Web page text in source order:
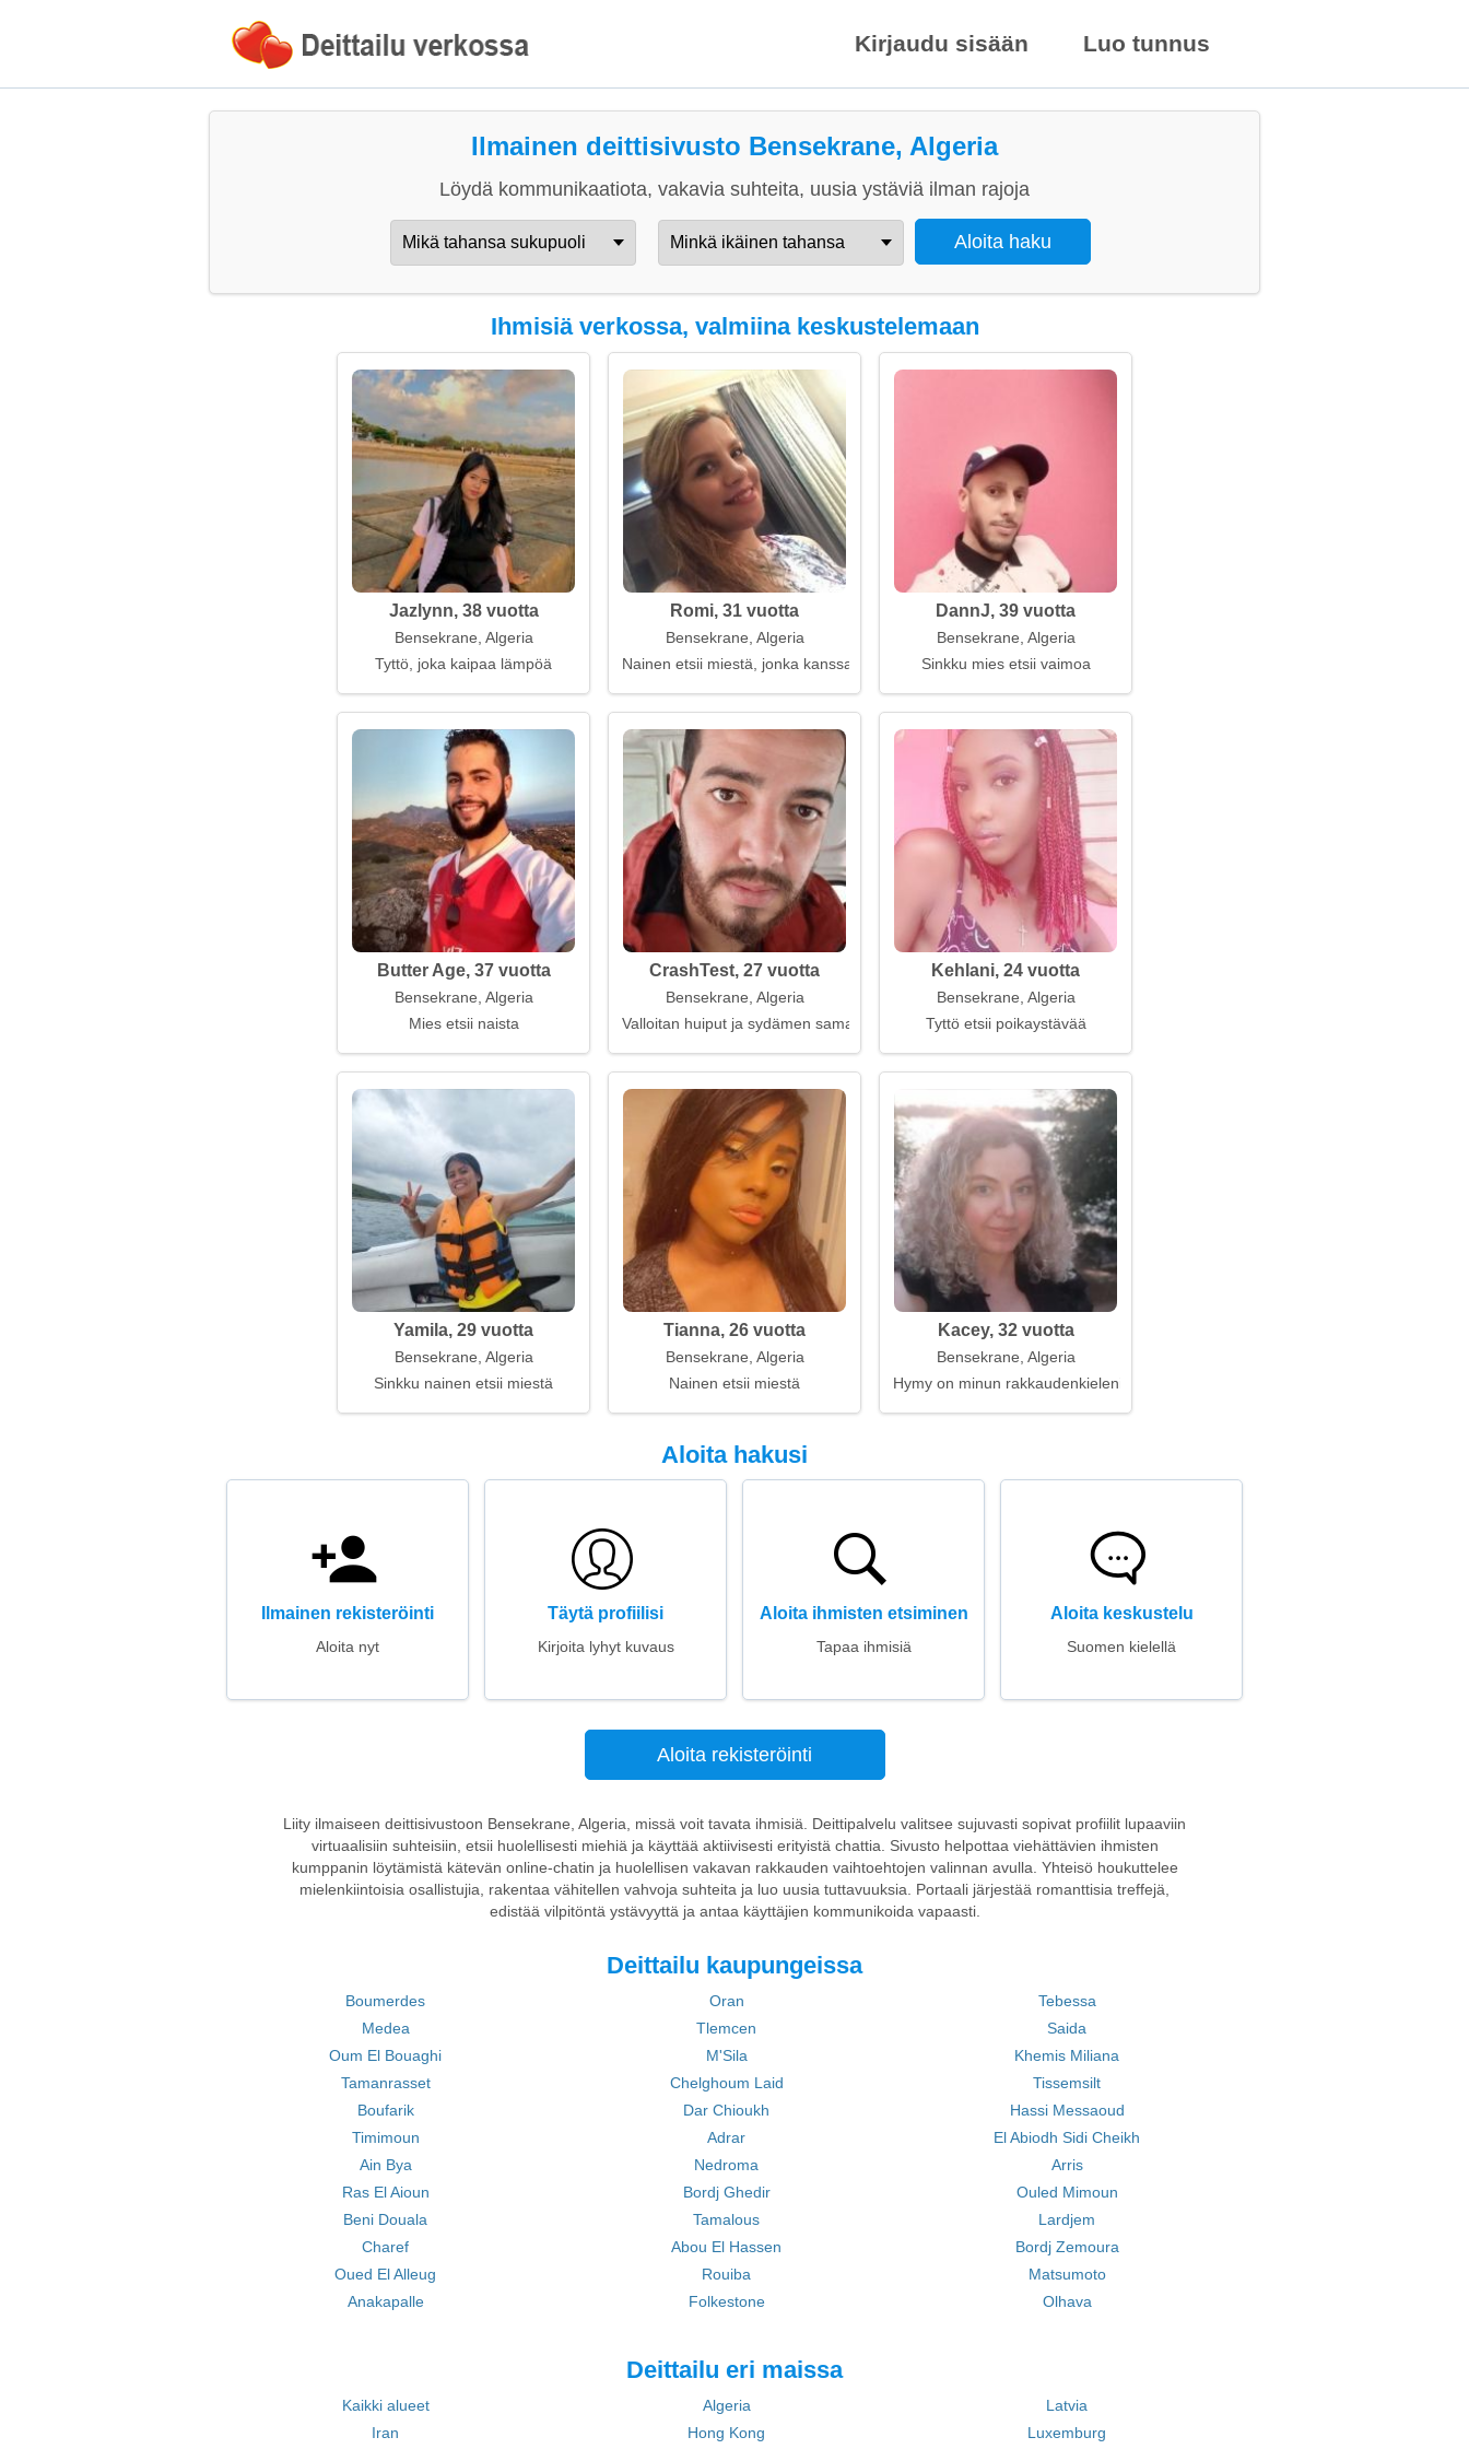
Kirjaudu sisään Luo tunnus
Ilmainen deittisivusto Bensekrane, Algeria
Löydä kommunikaatiota, vakavia suhteita, uusia ystäviä ilman rajoja
Ihmisiä verkossa, valmiina keskustelemaan
Jazlynn, 38 vuotta
Bensekrane, Algeria
Tyttö, joka kaipaa lämpöä
Romi, 31 vuotta
Bensekrane, Algeria
Nainen etsii miestä, jonka kanssa on mukava olla hiljaa
DannJ, 39 vuotta
Bensekrane, Algeria
Sinkku mies etsii vaimoa
Butter Age, 37 vuotta
Bensekrane, Algeria
Mies etsii naista
CrashTest, 27 vuotta
Bensekrane, Algeria
Valloitan huiput ja sydämen samaan aikaan
Kehlani, 24 vuotta
Bensekrane, Algeria
Tyttö etsii poikaystävää
Yamila, 29 vuotta
Bensekrane, Algeria
Sinkku nainen etsii miestä
Tianna, 26 vuotta
Bensekrane, Algeria
Nainen etsii miestä
Kacey, 32 vuotta
Bensekrane, Algeria
Hymy on minun rakkaudenkieleni
Aloita hakusi
Ilmainen rekisteröinti
Aloita nyt
Täytä profiilisi
Kirjoita lyhyt kuvaus
Aloita ihmisten etsiminen
Tapaa ihmisiä
Aloita keskustelu
Suomen kielellä
Aloita rekisteröinti
Liity ilmaiseen deittisivustoon Bensekrane, Algeria, missä voit tavata ihmisiä. Deittipalvelu valitsee sujuvasti sopivat profiilit lupaaviin
virtuaalisiin suhteisiin, etsii huolellisesti miehiä ja käyttää aktiivisesti erityistä chattia. Sivusto helpottaa viehättävien ihmisten
kumppanin löytämistä kätevän online-chatin ja huolellisen vakavan rakkauden vaihtoehtojen valinnan avulla. Yhteisö houkuttelee
mielenkiintoisia osallistujia, rakentaa vähitellen vahvoja suhteita ja luo uusia tuttavuuksia. Portaali järjestää romanttisia treffejä,
edistää vilpitöntä ystävyyttä ja antaa käyttäjien kommunikoida vapaasti.
Deittailu kaupungeissa
Boumerdes Oran
Tebessa
Medea
Tlemcen
Saida
Oum El Bouaghi
M'Sila
Khemis Miliana
Tamanrasset
Chelghoum Laid
Tissemsilt
Boufarik
Dar Chioukh
Hassi Messaoud
Timimoun
Adrar
El Abiodh Sidi Cheikh
Ain Bya
Nedroma
Arris
Ras El Aioun
Bordj Ghedir
Ouled Mimoun
Beni Douala
Tamalous
Lardjem
Charef
Abou El Hassen
Bordj Zemoura
Oued El Alleug
Rouiba
Matsumoto
Anakapalle
Folkestone Olhava
Deittailu eri maissa
Kaikki alueet Algeria
Latvia
Iran
Hong Kong Luxemburg